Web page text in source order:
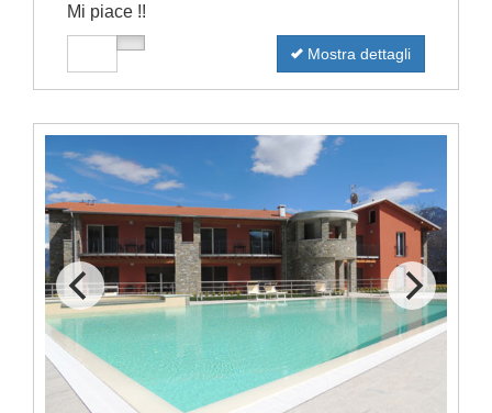
Mi piace !!
Mostra dettagli